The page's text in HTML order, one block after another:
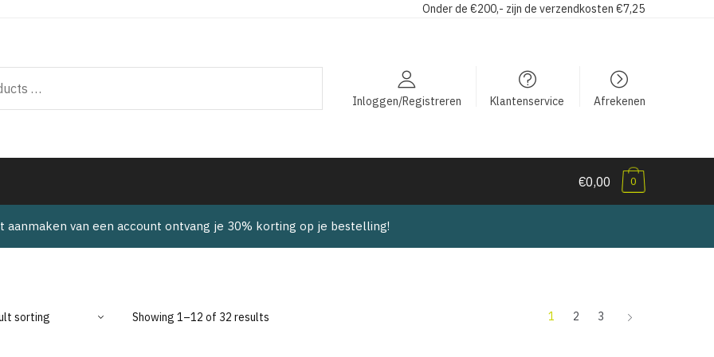
Onder de €200,- zijn de verzendkosten €7,25
Inloggen/Registreren Klantenservice Afrekenen
€0,00 0
aanmaken van een account ontvang je 30% korting op je bestelling!
Showing 1–12 of 32 results 1 2 3